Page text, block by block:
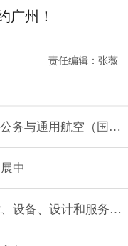
广州！
责任编辑： 张薇
务与通用航空（国
中
设备、设计和服务展